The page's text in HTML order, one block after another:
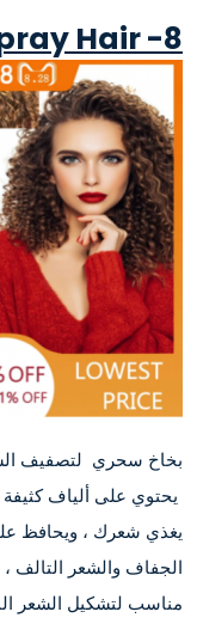
8- Magic Spray Hairspray Hair:
بخاخ سحري لتصفيف
يحتوي على ألياف كثيفة
يغذي شعرك ، ويحافظ
الجفاف والشعر التالف
مناسب لتشكيل الشعر